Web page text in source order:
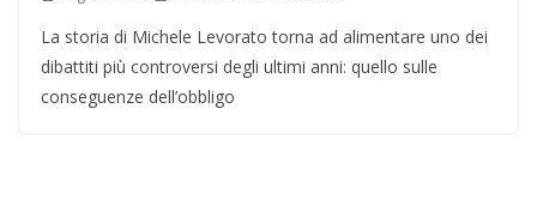
La storia di Michele Levorato torna ad alimentare uno dei
dibattiti più controversi degli ultimi anni: quello sulle
conseguenze dell’obbligo